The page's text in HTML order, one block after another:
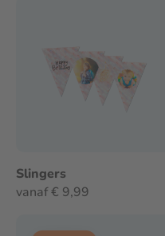
Slingers
vanaf € 9,99